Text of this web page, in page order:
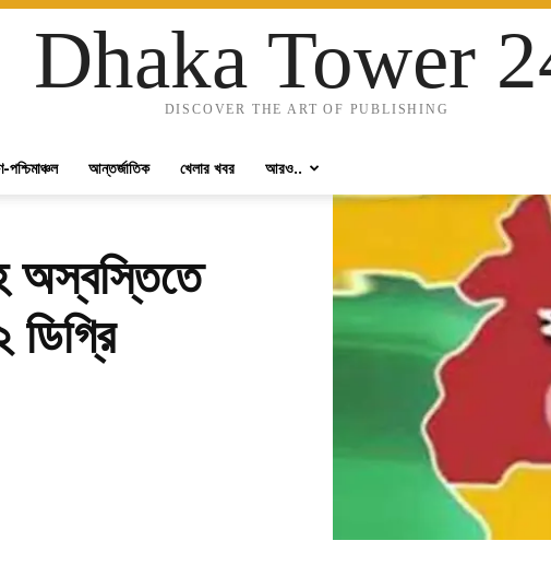
Dhaka Tower
DISCOVER THE ART OF PUBLISHING
পশ্চিমাঞ্চল আন্তর্জাতিক খেলার খবর আরও..
অস্বস্তিতে